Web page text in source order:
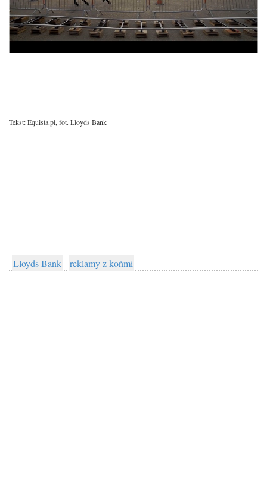
Tekst: Equista.pl, fot. Lloyds Bank
Lloyds Bank reklamy z końmi